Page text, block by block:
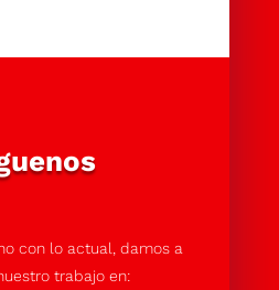
con lo actual, damos a
trabajo en: